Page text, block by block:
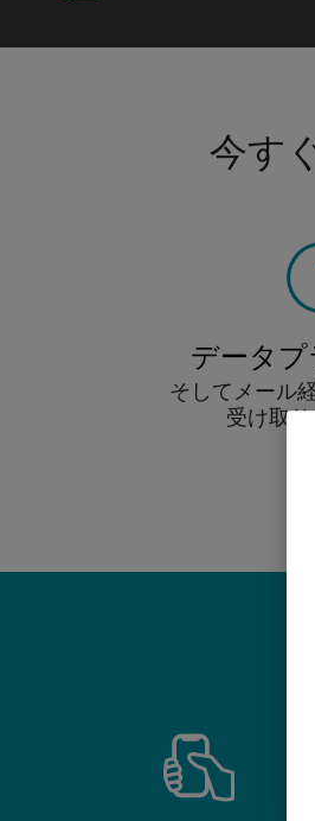
今す
データ
そしてメール
受け取